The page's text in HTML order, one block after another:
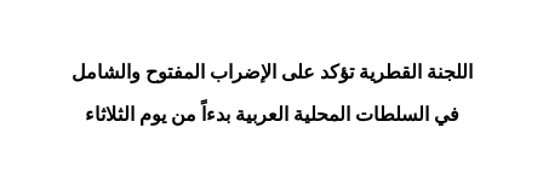
اللجنة القطرية تؤكد على الإضراب المفتوح والشامل
في السلطات المحلية العربية بدءاً من يوم الثلاثاء